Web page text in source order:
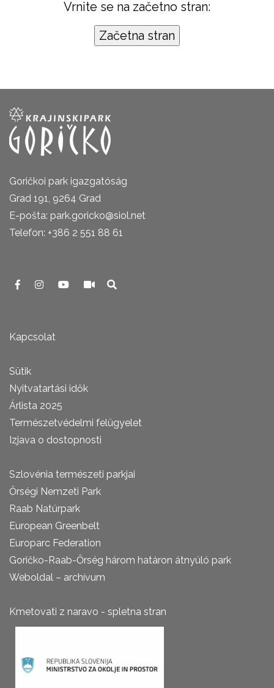
Vrnite se na začetno stran:
Goričkoi park igazgatóság
Grad 191, 9264 Grad
E-pošta: park.goricko@siol.net
Telefon: +386 2 551 88 61
Kapcsolat
Sütik
Nyitvatartási idők
Árlista 2025
Természetvédelmi felügyelet
Izjava o dostopnosti
Szlovénia természeti parkjai
Őrségi Nemzeti Park
Raab Natúrpark
European Greenbelt
Europarc Federation
Goričko-Raab-Őrség három határon átnyúló park
Weboldal – archívum
Kmetovati z naravo - spletna stran